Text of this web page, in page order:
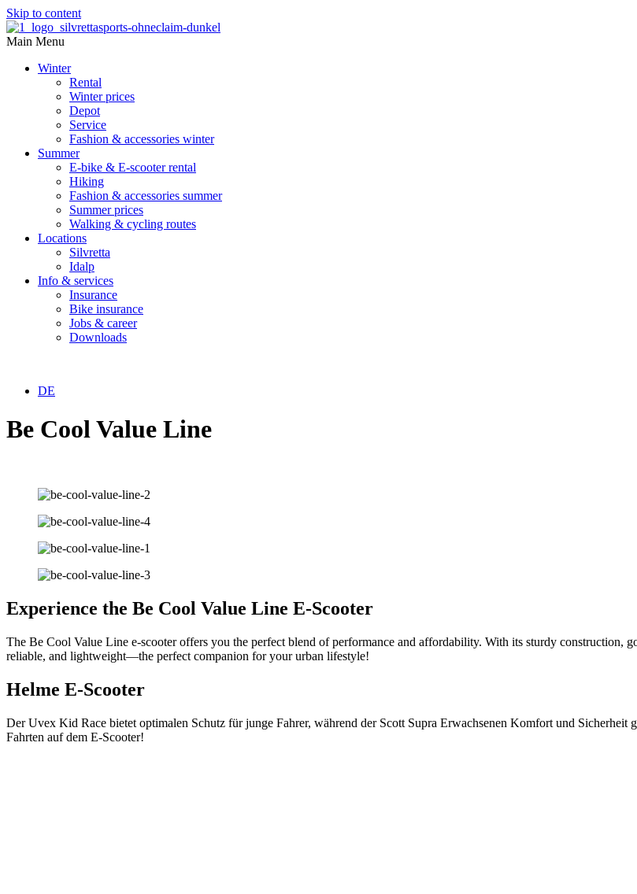
Skip to content
Main Menu
Winter
Rental
Winter prices
Depot
Service
Fashion & accessories winter
Summer
E-bike & E-scooter rental
Hiking
Fashion & accessories summer
Summer prices
Walking & cycling routes
Locations
Silvretta
Idalp
Info & services
Insurance
Bike insurance
Jobs & career
Downloads
DE
Be Cool Value Line
Experience the Be Cool Value Line E-Scooter
The Be Cool Value Line e-scooter offers you the perfect blend of performance and affordability. With its sturdy construction,
reliable, and lightweight—the perfect companion for your urban lifestyle!
Helme E-Scooter
Der Uvex Kid Race bietet optimalen Schutz für junge Fahrer, während der Scott Supra Erwachsenen Komfort und
Fahrten auf dem E-Scooter!